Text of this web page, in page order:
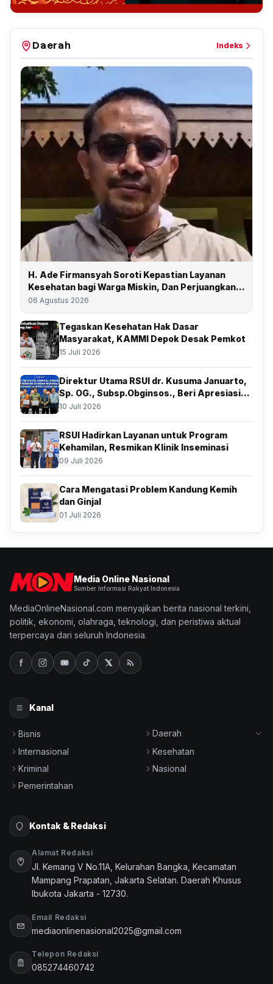
Daerah Indeks
H. Ade Firmansyah Soroti Kepastian Layanan
Kesehatan bagi Warga Miskin, Dan Perjuangkan
Depok Kembali Raih Predikat UHC
06 Agustus 2026
Tegaskan Kesehatan Hak Dasar
Masyarakat, KAMMI Depok Desak Pemkot
15 Juli 2026
Direktur Utama RSUI dr. Kusuma Januarto,
Sp. OG., Subsp.Obginsos., Beri Apresiasi
Atas Kolaborasi Bersama BSSN
10 Juli 2026
RSUI Hadirkan Layanan untuk Program
Kehamilan, Resmikan Klinik Inseminasi
09 Juli 2026
Cara Mengatasi Problem Kandung Kemih
dan Ginjal
01 Juli 2026
Media Online Nasional
Sumber Informasi Rakyat Indonesia
MediaOnlineNasional.com menyajikan berita nasional terkini,
politik, ekonomi, olahraga, teknologi, dan peristiwa aktual
terpercaya dari seluruh Indonesia.
Kanal
Bisnis
Daerah
Internasional
Kesehatan
Kriminal
Nasional
Pemerintahan
Kontak & Redaksi
Alamat Redaksi
Jl. Kemang V No.11A, Kelurahan Bangka, Kecamatan
Mampang Prapatan, Jakarta Selatan. Daerah Khusus
Ibukota Jakarta - 12730.
Email Redaksi
mediaonlinenasional2025@gmail.com
Telepon Redaksi
085274460742